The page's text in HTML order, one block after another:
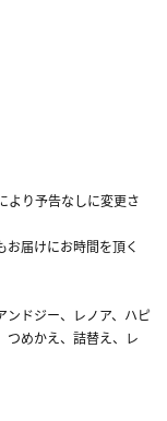
より予告なしに変更さ
届けにお時間を頂く
ンドジー、レノア、ハピ
つめかえ、詰替え、レ